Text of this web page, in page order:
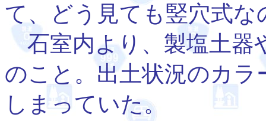
て、どう見ても竪穴式な
石室内より、製塩土器
のこと。出土状況のカ
しまっていた。